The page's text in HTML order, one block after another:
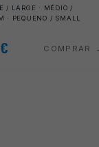
/ LARGE · MÉDIO /
· PEQUENO / SMALL
€ COMPRAR